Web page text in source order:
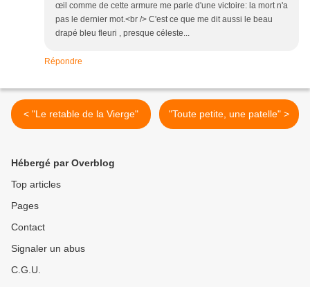
œil comme de cette armure me parle d'une victoire: la mort n'a
pas le dernier mot.<br /> C'est ce que me dit aussi le beau
drapé bleu fleuri , presque céleste...
Répondre
< "Le retable de la Vierge" "Toute petite, une patelle" >
Hébergé par Overblog
Top articles
Pages
Contact
Signaler un abus
C.G.U.